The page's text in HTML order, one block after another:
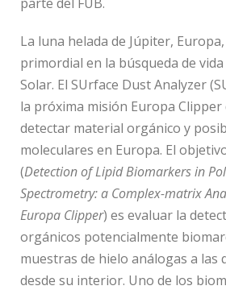
La luna helada de Júpiter,
primordial en la búsqueda de
Solar. El SUrface Dust Analyzer
la próxima misión Europa Clipper
detectar material orgánico y
moleculares en Europa. El
(Detection of Lipid Biomarkers in
Spectrometry: a Complex-matrix
Europa Clipper) es evaluar la
orgánicos potencialmente
muestras de hielo análogas a las
desde su interior. Uno de los